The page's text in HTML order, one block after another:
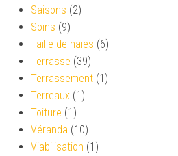
Saisons (2)
Soins (9)
Taille de haies (6)
Terrasse (39)
Terrassement (1)
Terreaux (1)
Toiture (1)
Véranda (10)
Viabilisation (1)